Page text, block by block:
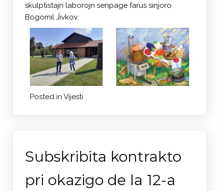
skulptistajn laborojn senpage farus sinjoro
Bogomil Ĵivkov.
Posted in Vijesti
Subskribita kontrakto
pri okazigo de la 12-a